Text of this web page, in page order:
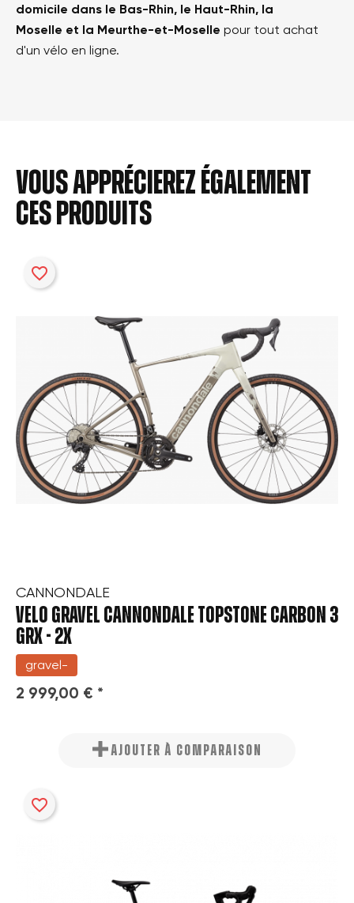
domicile dans le Bas-Rhin, le Haut-Rhin, la
Moselle et la Meurthe-et-Moselle pour tout achat
d'un vélo en ligne.
Vous apprécierez également
ces produits
CANNONDALE
VELO GRAVEL CANNONDALE TOPSTONE CARBON 3
GRX - 2X
gravel-
2 999,00 € *
favorite_border
AJOUTER À COMPARAISON
favorite_border